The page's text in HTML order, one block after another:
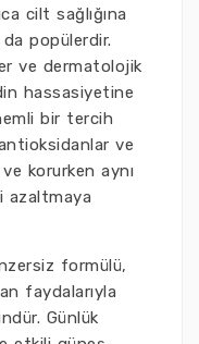
cilt sağlığına
popülerdir.
ve dermatolojik
hassasiyetine
bir tercih
ve
korurken aynı
azaltmaya
formülü,
faydalarıyla
Günlük